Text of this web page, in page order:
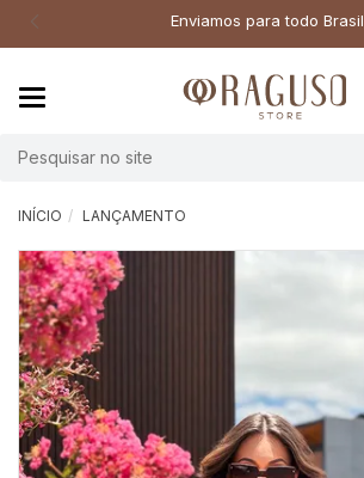
Enviamos para todo Brasil
INÍCIO LANÇAMENTO